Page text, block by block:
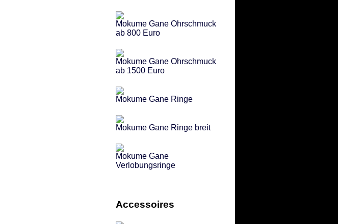
Mokume Gane Ohrschmuck
ab 800 Euro
Mokume Gane Ohrschmuck
ab 1500 Euro
Mokume Gane Ringe
Mokume Gane Ringe breit
Mokume Gane
Verlobungsringe
Accessoires